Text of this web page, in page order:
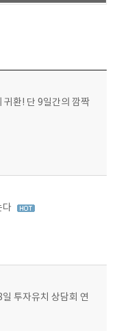
환! 단 9일간의 깜짝
다
투자유치 상담회 연